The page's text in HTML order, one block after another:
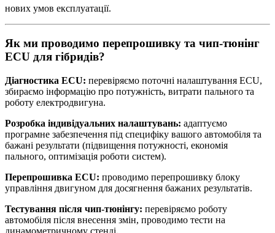
нових умов експлуатації.
Як ми проводимо перепрошивку та чип-тюнінг
ECU для гібридів?
Діагностика ECU: перевіряємо поточні налаштування ECU,
збираємо інформацію про потужність, витрати пального та
роботу електродвигуна.
Розробка індивідуальних налаштувань: адаптуємо
програмне забезпечення під специфіку вашого автомобіля та
бажані результати (підвищення потужності, економія
пального, оптимізація роботи систем).
Перепрошивка ECU: проводимо перепрошивку блоку
управління двигуном для досягнення бажаних результатів.
Тестування після чип-тюнінгу: перевіряємо роботу
автомобіля після внесення змін, проводимо тести на
динамометричному стенді.